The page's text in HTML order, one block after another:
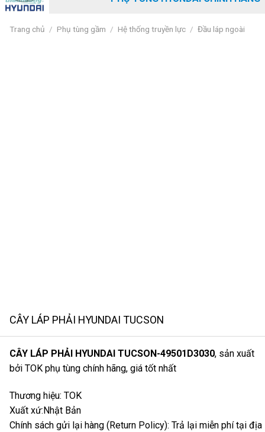
Trang chủ / Phụ tùng gầm / Hệ thống truyền lực / Đầu láp ngoài
CÂY LÁP PHẢI HYUNDAI TUCSON
CÂY LÁP PHẢI HYUNDAI TUCSON-49501D3030, sản xuất
bởi TOK phụ tùng chính hãng, giá tốt nhất
Thương hiệu: TOK
Xuất xứ:Nhật Bản
Chính sách gửi lại hàng (Return Policy): Trả lại miễn phí tại địa